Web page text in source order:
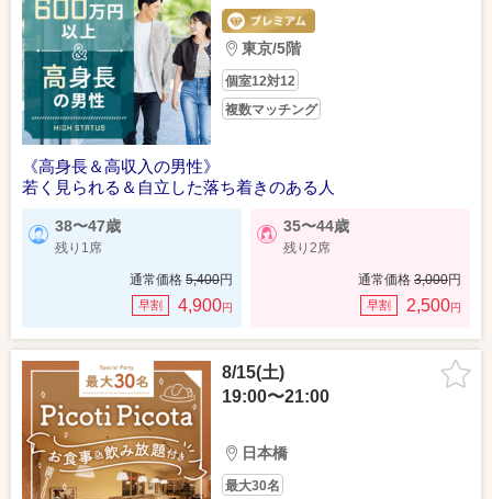
東京/5階
個室12対12
複数マッチング
《高身長＆高収入の男性》
若く見られる＆自立した落ち着きのある人
38〜47歳
残り1席
通常価格 5,400円
早割 4,900円
35〜44歳
残り2席
通常価格 3,000円
早割 2,500円
8/15(土)
19:00〜21:00
日本橋
最大30名